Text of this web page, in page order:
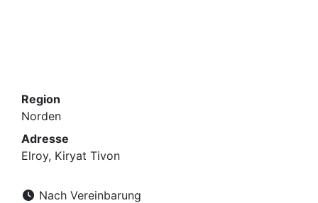
Region
Norden
Adresse
Elroy, Kiryat Tivon
Nach Vereinbarung